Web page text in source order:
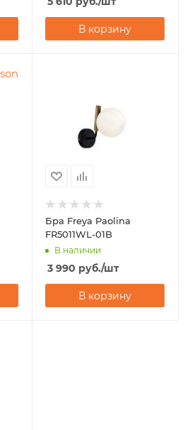
В корзину
Бра Freya Paolina
FR5011WL-01B
В наличии
3 990 руб./шт
В корзину